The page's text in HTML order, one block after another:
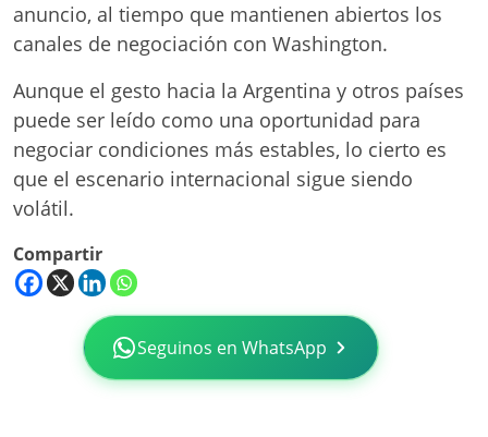
anuncio, al tiempo que mantienen abiertos los
canales de negociación con Washington.
Aunque el gesto hacia la Argentina y otros países
puede ser leído como una oportunidad para
negociar condiciones más estables, lo cierto es
que el escenario internacional sigue siendo
volátil.
Compartir
Seguinos en WhatsApp